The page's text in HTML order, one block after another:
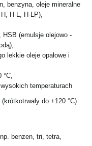
benzyna, oleje mineralne
H-L, H-LP),
(emulsje olejowo -
lekkie oleje opałowe i
°C,
temperaturach
do +120 °C)
benzen, tri, tetra,